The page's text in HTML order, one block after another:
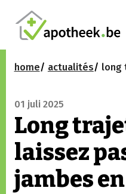
home actualités long
01 juli 2025
Long
laissez
jambes